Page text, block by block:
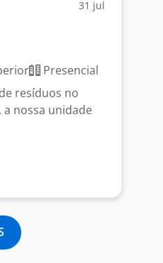
31 jul
Presencial
resíduos no
a nossa unidade